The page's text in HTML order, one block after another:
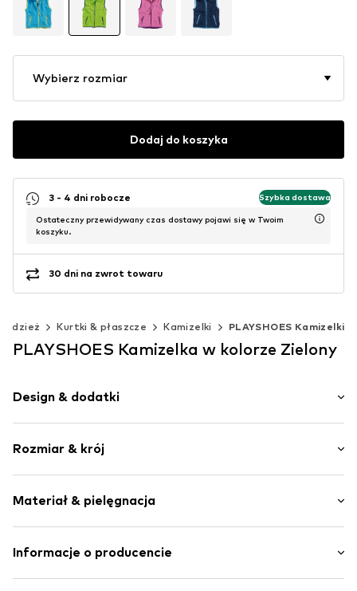
Wybierz rozmiar
Dodaj do koszyka
3 - 4 dni robocze Szybka dostawa
Ostateczny przewidywany czas dostawy pojawi się w Twoim
koszyku.
30 dni na zwrot towaru
Odzież Kurtki & płaszcze Kamizelki PLAYSHOES Kamizelki
PLAYSHOES Kamizelka w kolorze Zielony
Design & dodatki
Polar
Zdobione zakończenie
Proste zakończenie
Kontrastujące wstawki
Rozmiar & krój
Materiał & pielęgnacja
Materiał: 100% Poliester - PES
Informacje o producencie